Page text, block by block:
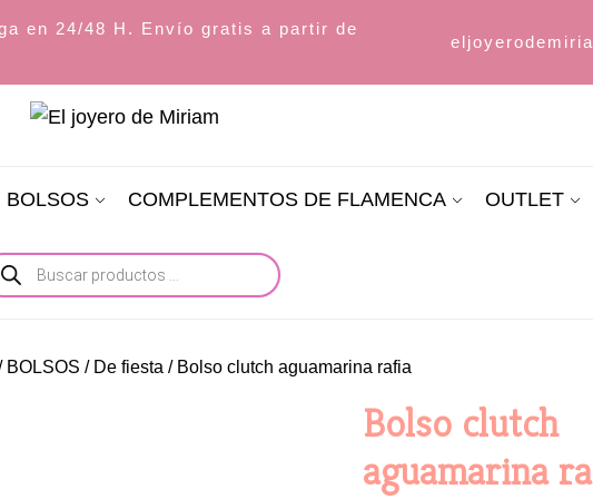
en 24/48 H. Envío gratis a partir de
joyero
Miriam
BOLSOS COMPLEMENTOS DE FLAMENCA OUTLET
BOLSOS / De fiesta / Bolso clutch aguamarina rafia
Bolso clutch
aguamarina